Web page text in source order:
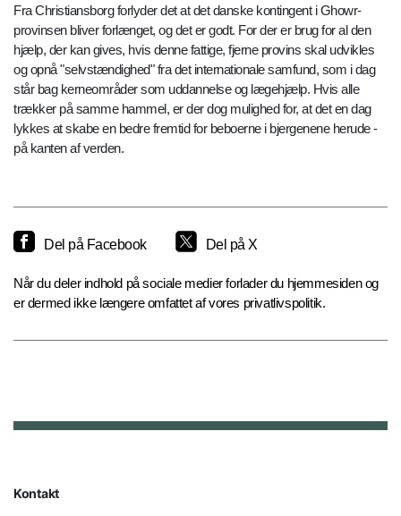
Fra Christiansborg forlyder det at det danske kontingent i Ghowr-
provinsen bliver forlænget, og det er godt. For der er brug for al den
hjælp, der kan gives, hvis denne fattige, fjerne provins skal udvikles
og opnå "selvstændighed" fra det internationale samfund, som i dag
står bag kerneområder som uddannelse og lægehjælp. Hvis alle
trækker på samme hammel, er der dog mulighed for, at det en dag
lykkes at skabe en bedre fremtid for beboerne i bjergenene herude -
på kanten af verden.
Del på Facebook Del på X
Når du deler indhold på sociale medier forlader du hjemmesiden og
er dermed ikke længere omfattet af vores privatlivspolitik.
Kontakt